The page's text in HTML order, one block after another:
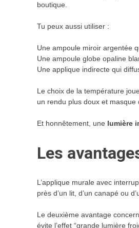
boutique.
Tu peux aussi utiliser :
Une ampoule miroir argentée
Une ampoule globe opaline
Une applique indirecte qui
Le choix de la température
un rendu plus doux et masque
Et honnêtement, une lumière
Les
L’applique murale avec
près d’un lit, d’un canapé ou
Le deuxième avantage
évite l’effet “grande lumière